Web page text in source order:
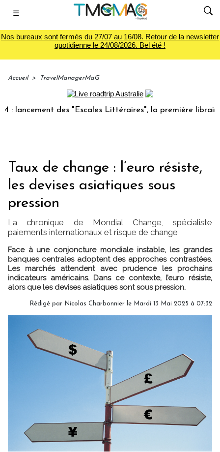
☰
Nos bureaux sont fermés du 27/07 au 16/08. Retour de la newsletter
quotidienne le 24/08/2026. Bel été !
Accueil > TravelManagerMaG
des "Escales Littéraires", la première librairie du
Taux de change : l’euro résiste,
les devises asiatiques sous
pression
La chronique de Mondial Change, spécialiste
paiements internationaux et risque de change
Face à une conjoncture mondiale instable, les grandes
banques centrales adoptent des approches contrastées.
Les marchés attendent avec prudence les prochains
indicateurs américains. Dans ce contexte, l’euro résiste,
alors que les devises asiatiques sont sous pression.
Rédigé par Nicolas Charbonnier le Mardi 13 Mai 2025 à 07:32